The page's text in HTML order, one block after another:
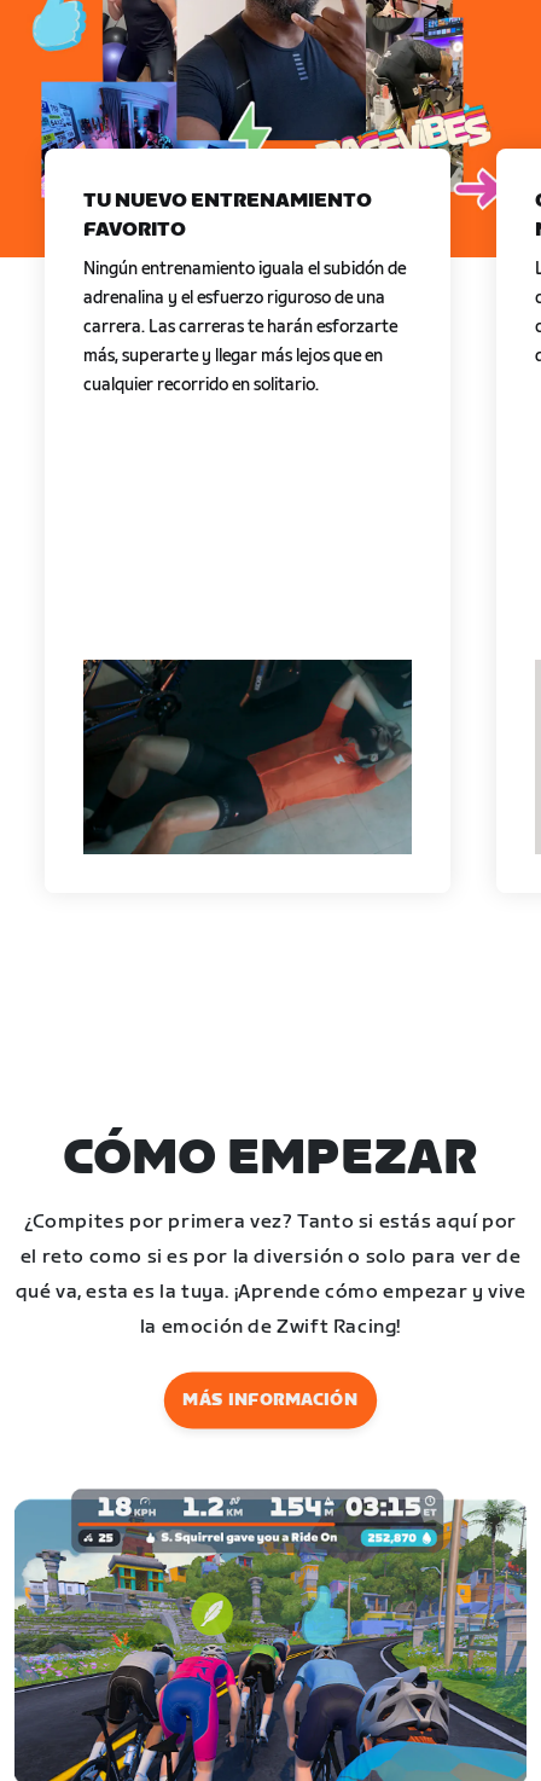
TU NUEVO ENTRENAMIENTO
FAVORITO
Ningún entrenamiento iguala el subidón de
adrenalina y el esfuerzo riguroso de una
carrera. Las carreras te harán esforzarte
más, superarte y llegar más lejos que en
cualquier recorrido en solitario.
CÓMO EMPEZAR
¿Compites por primera vez? Tanto si estás aquí por
el reto como si es por la diversión o solo para ver de
qué va, esta es la tuya. ¡Aprende cómo empezar y vive
la emoción de Zwift Racing!
MÁS INFORMACIÓN